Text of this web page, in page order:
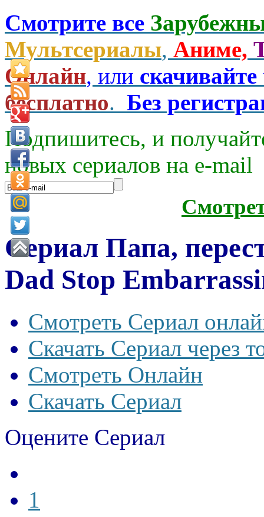
Смотрите все
Мультсериалы, Аниме,
Онлайн, или скачивайте
бесплатно. Без
Подпишитесь, и
новых сериалов на e-mаil
Сериал Папа,
Dad Stop
Смотреть Сериал
Скачать Сериал через
Смотреть Онлайн
Скачать Сериал
Оцените Сериал
1